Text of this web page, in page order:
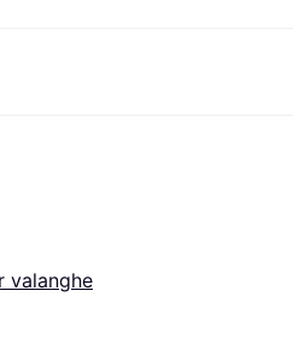
valanghe